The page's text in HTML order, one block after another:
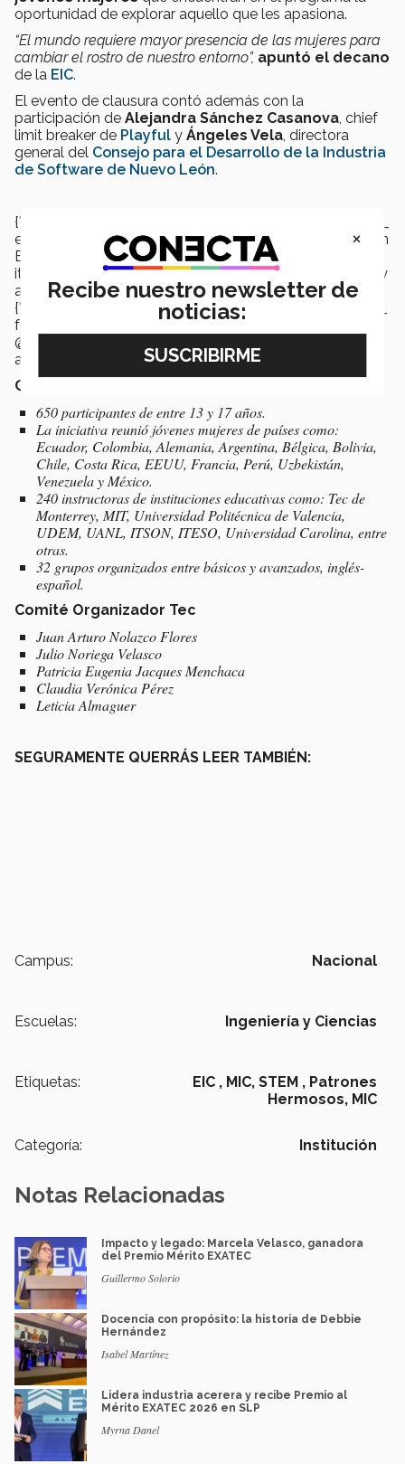
oportunidad de explorar aquello que les apasiona.
“El mundo requiere mayor presencia de las mujeres para
cambiar el rostro de nuestro entorno”, apuntó el decano
de la EIC.
El evento de clausura contó además con la
participación de Alejandra Sánchez Casanova, chief
limit breaker de Playful y Ángeles Vela, directora
general del Consejo para el Desarrollo de la Industria
de Software de Nuevo León.
{"preview_thumbnail":"/sites/default/files/styles/video_
embed_wysiwyg_preview/public/video_thumbnails/an
B_zzoDHYM.jpg?
itok=TNz2n9bl","video_url":"https://www.youtube.com/w
atch?v=anB_zzoDHYM","settings":
{"responsive":1,"width":"854","height":"480","autoplay":0,"title_
format":"@provider |
@title","title_fallback":true,"loading":"lazy"},"settings_summ
ary":["Embedded Video (Adaptable)."]}
Campamento Patrones Hermosos 2021
650 participantes de entre 13 y 17 años.
La iniciativa reunió jóvenes mujeres de países como:
Ecuador, Colombia, Alemania, Argentina, Bélgica, Bolivia,
Chile, Costa Rica, EEUU, Francia, Perú, Uzbekistán,
Venezuela y México.
240 instructoras de instituciones educativas como: Tec de
Monterrey, MIT, Universidad Politécnica de Valencia,
UDEM, UANL, ITSON, ITESO, Universidad Carolina, entre
otras.
32 grupos organizados entre básicos y avanzados, inglés-
español.
Comité Organizador Tec
Juan Arturo Nolazco Flores
Julio Noriega Velasco
Patricia Eugenia Jacques Menchaca
Claudia Verónica Pérez
Leticia Almaguer
SEGURAMENTE QUERRÁS LEER TAMBIÉN:
Campus: Nacional
Escuelas: Ingeniería y Ciencias
Etiquetas: EIC , MIC, STEM , Patrones
Hermosos, MIC
Categoría: Institución
Notas Relacionadas
Impacto y legado: Marcela Velasco, ganadora
del Premio Mérito EXATEC
Guillermo Solorio
Docencia con propósito: la historia de Debbie
Hernández
Isabel Martínez
Lidera industria acerera y recibe Premio al
Mérito EXATEC 2026 en SLP
Myrna Danel
×
Recibe nuestro newsletter de
noticias: